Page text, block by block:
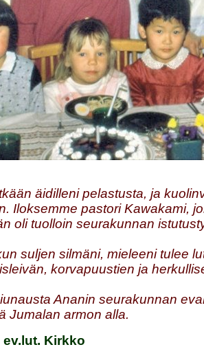
äidilleni pelastusta, ja
Iloksemme pastori Kawakami,
oli tuolloin seurakunnan
suljen silmäni, mieleeni tulee
korvapuustien ja
Ananin seurakunnan
Jumalan armon alla.
Kirkko